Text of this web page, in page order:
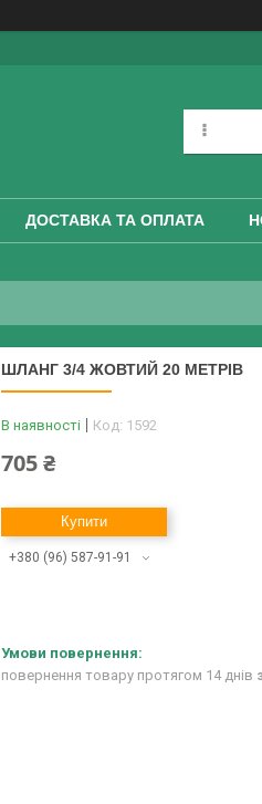
ДОСТАВКА ТА ОПЛАТА
ШЛАНГ 3/4 ЖОВТИЙ 20 МЕТРІВ
В наявності Код: 1592
705 ₴
Купити
+380 (96) 587-91-91
повернення товару протягом 14 днів